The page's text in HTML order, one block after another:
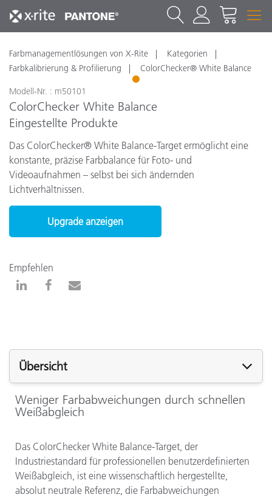
Farbmanagementlösungen von X-Rite
Kategorien
Farbkalibrierung & Profilierung
ColorChecker® White Balance
1
Modell-Nr. : m50101
ColorChecker White Balance
Eingestellte Produkte
Das ColorChecker® White Balance-Target ermöglicht eine
konstante, präzise Farbbalance für Foto- und
Videoaufnahmen – selbst bei sich ändernden
Lichtverhältnissen.
Upgrade anzeigen
Empfehlen
Übersicht
Weniger Farbabweichungen durch schnellen
Weißabgleich
Das ColorChecker White Balance-Target, der
Industriestandard für professionellen benutzerdefinierten
Weißabgleich, ist eine wissenschaftlich hergestellte,
absolut neutrale Referenz, die Farbabweichungen